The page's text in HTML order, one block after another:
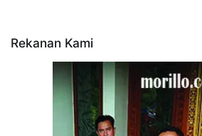
Rekanan Kami